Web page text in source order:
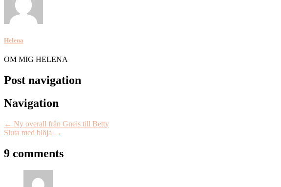
Helena
OM MIG HELENA
Post navigation
Navigation
← Ny overall från Gneis till Betty
Sluta med blöja →
9 comments